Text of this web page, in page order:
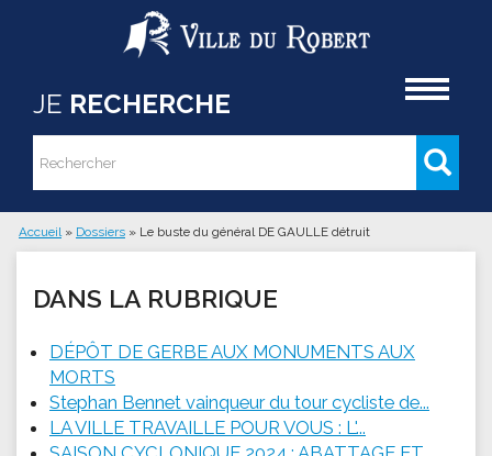
Aller au contenu principal
JE RECHERCHE
Formulaire de recherche
Rechercher
Vous êtes ici
Accueil » Dossiers » Le buste du général DE GAULLE détruit
DANS LA RUBRIQUE
DÉPÔT DE GERBE AUX MONUMENTS AUX
MORTS
Stephan Bennet vainqueur du tour cycliste de...
LA VILLE TRAVAILLE POUR VOUS : L'...